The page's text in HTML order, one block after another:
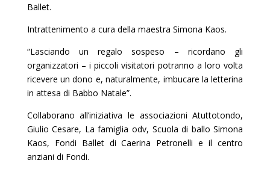
Ballet.
Intrattenimento a cura della maestra Simona Kaos.
“Lasciando un regalo sospeso – ricordano gli
organizzatori – i piccoli visitatori potranno a loro volta
ricevere un dono e, naturalmente, imbucare la letterina
in attesa di Babbo Natale”.
Collaborano all’iniziativa le associazioni Atuttotondo,
Giulio Cesare, La famiglia odv, Scuola di ballo Simona
Kaos, Fondi Ballet di Caerina Petronelli e il centro
anziani di Fondi.